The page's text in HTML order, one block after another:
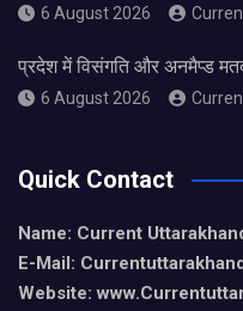
6 August 2026
प्रदेश में विसंगति और अनमैप्ड
6 August 2026
Quick Contact
Name: Current
E-Mail:
Website: